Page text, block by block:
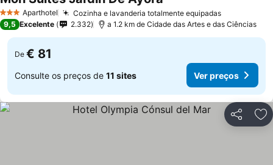
3 EstrelasAparthotel Cozinha e lavanderia totalmente equipadas
9,5 Excelente 2.332 a 1.2 km de Cidade das Artes e das Ciências
De € 81
Consulte os preços de 11 sites Ver preços
Partilhar